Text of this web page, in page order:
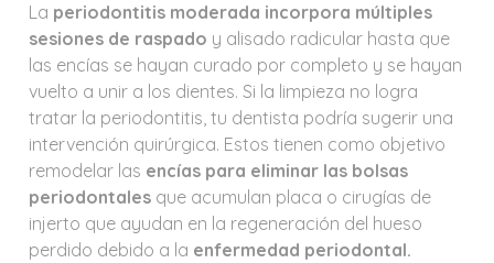
La periodontitis moderada incorpora múltiples
sesiones de raspado y alisado radicular hasta que
las encías se hayan curado por completo y se hayan
vuelto a unir a los dientes. Si la limpieza no logra
tratar la periodontitis, tu dentista podría sugerir una
intervención quirúrgica. Estos tienen como objetivo
remodelar las encías para eliminar las bolsas
periodontales que acumulan placa o cirugías de
injerto que ayudan en la regeneración del hueso
perdido debido a la enfermedad periodontal.